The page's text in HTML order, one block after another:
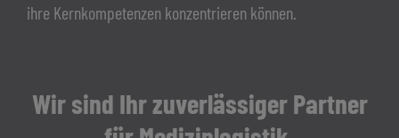
ihre Kernkompetenzen konzentrieren können.
Wir sind Ihr zuverlässiger Partner